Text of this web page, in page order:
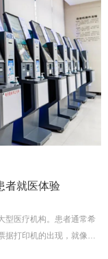
者就医体验
型医疗机构。患者通常希
据打印机的出现，就像为